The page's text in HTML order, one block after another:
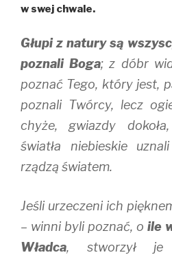
w swej chwale.
Głupi z natury są
poznali Boga; z dóbr
poznać Tego, który jest,
poznali Twórcy, lecz
chyże, gwiazdy
światła niebieskie
rządzą światem.
Jeśli urzeczeni ich
– winni byli poznać, o ile
Władca, stworzył je